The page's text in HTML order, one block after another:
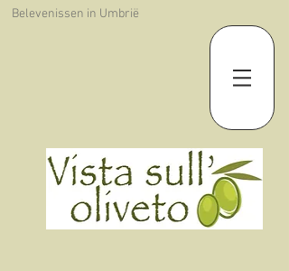
Belevenissen in Umbrië